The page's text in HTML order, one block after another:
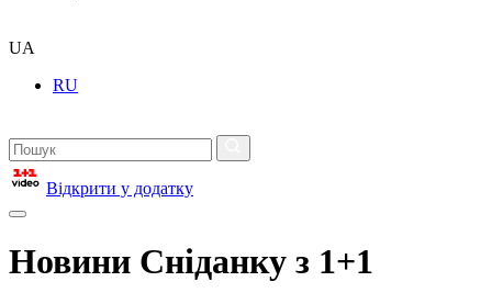
UA
RU
Відкрити у додатку
Новини Сніданку з 1+1